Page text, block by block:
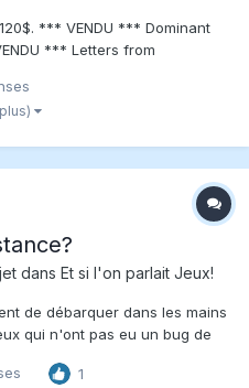
*** VENDU *** Dominant
*** Letters from
*** Incredible Expeditions:
dans Et si l'on parlait Jeux!
de débarquer dans les mains
qui n'ont pas eu un bug de
mécaniques tirées de
1